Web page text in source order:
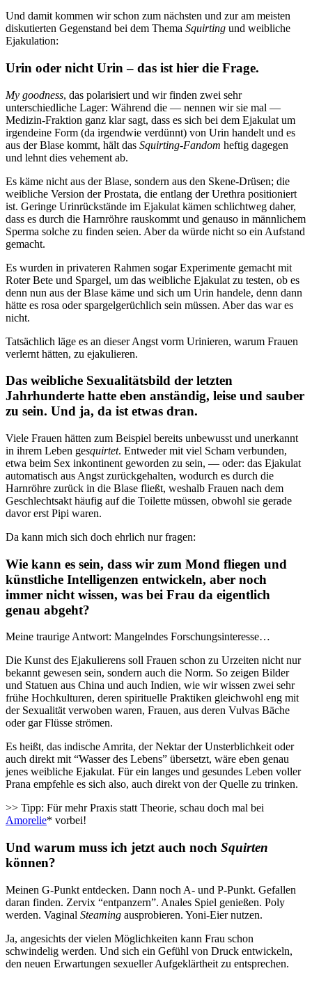
Und damit kommen wir schon zum nächsten und zur am meisten
diskutierten Gegenstand bei dem Thema Squirting und weibliche
Ejakulation:
Urin oder nicht Urin – das ist hier die Frage.
My goodness, das polarisiert und wir finden zwei sehr
unterschiedliche Lager: Während die — nennen wir sie mal —
Medizin-Fraktion ganz klar sagt, dass es sich bei dem Ejakulat um
irgendeine Form (da irgendwie verdünnt) von Urin handelt und es
aus der Blase kommt, hält das Squirting-Fandom heftig dagegen
und lehnt dies vehement ab.
Es käme nicht aus der Blase, sondern aus den Skene-Drüsen; die
weibliche Version der Prostata, die entlang der Urethra positioniert
ist. Geringe Urinrückstände im Ejakulat kämen schlichtweg daher,
dass es durch die Harnröhre rauskommt und genauso in männlichem
Sperma solche zu finden seien. Aber da würde nicht so ein Aufstand
gemacht.
Es wurden in privateren Rahmen sogar Experimente gemacht mit
Roter Bete und Spargel, um das weibliche Ejakulat zu testen, ob es
denn nun aus der Blase käme und sich um Urin handele, denn dann
hätte es rosa oder spargelgerüchlich sein müssen. Aber das war es
nicht.
Tatsächlich läge es an dieser Angst vorm Urinieren, warum Frauen
verlernt hätten, zu ejakulieren.
Das weibliche Sexualitätsbild der letzten
Jahrhunderte hatte eben anständig, leise und sauber
zu sein. Und ja, da ist etwas dran.
Viele Frauen hätten zum Beispiel bereits unbewusst und unerkannt
in ihrem Leben gesquirtet. Entweder mit viel Scham verbunden,
etwa beim Sex inkontinent geworden zu sein, — oder: das Ejakulat
automatisch aus Angst zurückgehalten, wodurch es durch die
Harnröhre zurück in die Blase fließt, weshalb Frauen nach dem
Geschlechtsakt häufig auf die Toilette müssen, obwohl sie gerade
davor erst Pipi waren.
Da kann mich sich doch ehrlich nur fragen:
Wie kann es sein, dass wir zum Mond fliegen und
künstliche Intelligenzen entwickeln, aber noch
immer nicht wissen, was bei Frau da eigentlich
genau abgeht?
Meine traurige Antwort: Mangelndes Forschungsinteresse…
Die Kunst des Ejakulierens soll Frauen schon zu Urzeiten nicht nur
bekannt gewesen sein, sondern auch die Norm. So zeigen Bilder
und Statuen aus China und auch Indien, wie wir wissen zwei sehr
frühe Hochkulturen, deren spirituelle Praktiken gleichwohl eng mit
der Sexualität verwoben waren, Frauen, aus deren Vulvas Bäche
oder gar Flüsse strömen.
Es heißt, das indische Amrita, der Nektar der Unsterblichkeit oder
auch direkt mit “Wasser des Lebens” übersetzt, wäre eben genau
jenes weibliche Ejakulat. Für ein langes und gesundes Leben voller
Prana empfehle es sich also, auch direkt von der Quelle zu trinken.
>> Tipp: Für mehr Praxis statt Theorie, schau doch mal bei
Amorelie* vorbei!
Und warum muss ich jetzt auch noch Squirten
können?
Meinen G-Punkt entdecken. Dann noch A- und P-Punkt. Gefallen
daran finden. Zervix “entpanzern”. Anales Spiel genießen. Poly
werden. Vaginal Steaming ausprobieren. Yoni-Eier nutzen.
Ja, angesichts der vielen Möglichkeiten kann Frau schon
schwindelig werden. Und sich ein Gefühl von Druck entwickeln,
den neuen Erwartungen sexueller Aufgeklärtheit zu entsprechen.